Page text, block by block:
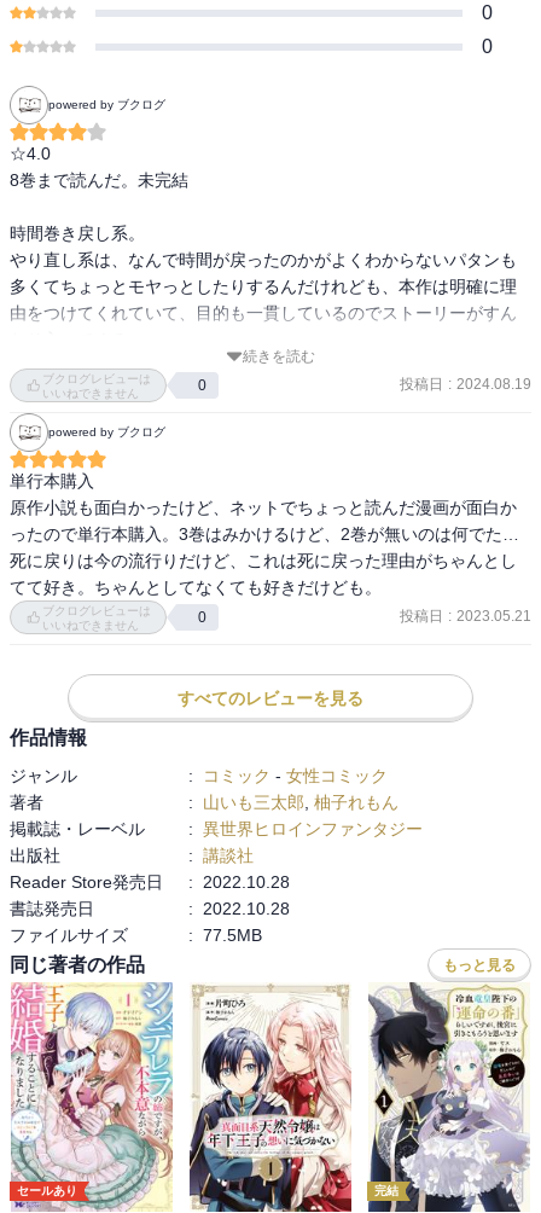
0
0
powered by ブクログ
☆4.0
8巻まで読んだ。未完結
時間巻き戻し系。
やり直し系は、なんで時間が戻ったのかがよくわからないパタンも
多くてちょっとモヤっとしたりするんだけれども、本作は明確に理
由をつけてくれていて、目的も一貫しているのでストーリーがすん
絵はちょっと安定しないかな？みたいに思う時があるのと、本編部
分のページ数が160ページ程度しかなくて、すぐ読み終わってしまう
のが難点かな。
続きを読む
ブクログレビューは
いいねできません
0 投稿日 : 2024.08.19
powered by ブクログ
単行本購入
原作小説も面白かったけど、ネットでちょっと読んだ漫画が面白か
ったので単行本購入。3巻はみかけるけど、2巻が無いのは何でた…
死に戻りは今の流行りだけど、これは死に戻った理由がちゃんとし
てて好き。ちゃんとしてなくても好きだけども。
ブクログレビューは
いいねできません
0 投稿日 : 2023.05.21
すべてのレビューを見る
作品情報
ジャンル : コミック - 女性コミック
著者
: 山いも三太郎 柚子れもん
掲載誌・レーベル
: 異世界ヒロインファンタジー
出版社
: 講談社
Reader Store発売日
:
2022.10.28
書誌発売日
:
2022.10.28
ファイルサイズ
: 77.5MB
同じ著者の作品 もっと見る
セールあり 完結